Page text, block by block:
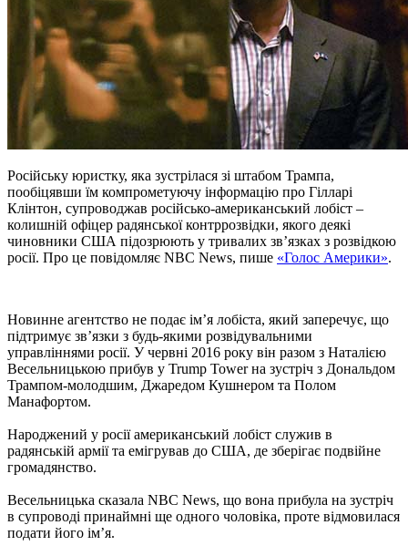
Російську юристку, яка зустрілася зі штабом Трампа,
пообіцявши їм компрометуючу інформацію про Гілларі
Клінтон, супроводжав російсько-американський лобіст –
колишній офіцер радянської контррозвідки, якого деякі
чиновники США підозрюють у тривалих зв’язках з розвідкою
росії. Про це повідомляє NBC News, пише «Голос Америки».
Новинне агентство не подає ім’я лобіста, який заперечує, що
підтримує зв’язки з будь-якими розвідувальними
управліннями росії. У червні 2016 року він разом з Наталією
Весельницькою прибув у Trump Tower на зустріч з Дональдом
Трампом-молодшим, Джаредом Кушнером та Полом
Манафортом.
Народжений у росії американський лобіст служив в
радянській армії та емігрував до США, де зберігає подвійне
громадянство.
Весельницька сказала NBC News, що вона прибула на зустріч
в супроводі принаймні ще одного чоловіка, проте відмовилася
подати його ім’я.